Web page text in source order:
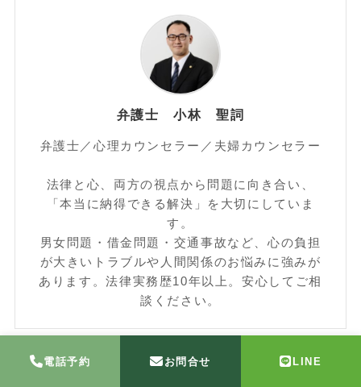
弁護士 小林 聖詞
弁護士／心理カウンセラー／夫婦カウンセラー
法律と心、両方の視点から問題に向き合い、
「本当に納得できる解決」を大切にしていま
す。
男女問題・借金問題・交通事故など、心の負担
が大きいトラブルや人間関係のお悩みに強みが
あります。法律実務歴10年以上。安心してご相
談ください。
電話予約 LINE
お問合せ